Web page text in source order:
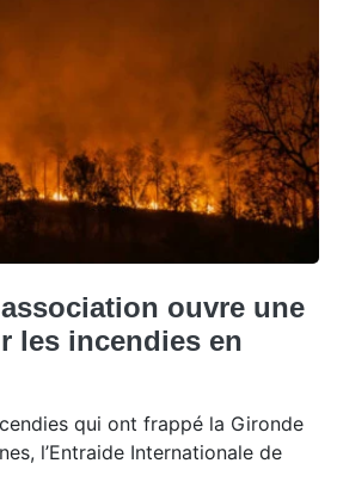
ouvre une
les incendies en
qui ont frappé la Gironde
l’Entraide Internationale de